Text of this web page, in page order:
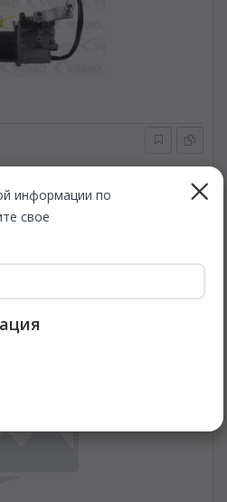
информации по
свое
Все цены